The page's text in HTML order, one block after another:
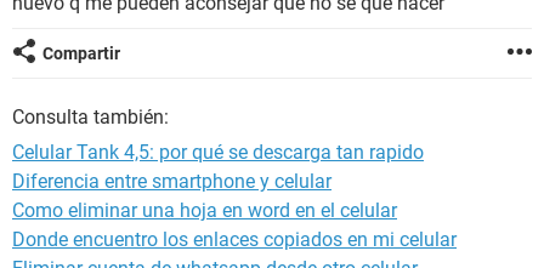
Compartir
Consulta también:
Celular Tank 4,5: por qué se descarga tan rapido
Diferencia entre smartphone y celular
Como eliminar una hoja en word en el celular
Donde encuentro los enlaces copiados en mi celular